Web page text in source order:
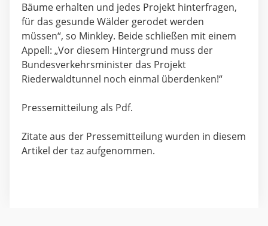
Bäume erhalten und jedes Projekt hinterfragen,
für das gesunde Wälder gerodet werden
müssen“, so Minkley. Beide schließen mit einem
Appell: „Vor diesem Hintergrund muss der
Bundesverkehrsminister das Projekt
Riederwaldtunnel noch einmal überdenken!“
Pressemitteilung als Pdf.
Zitate aus der Pressemitteilung wurden in diesem
Artikel der tazaufgenommen.